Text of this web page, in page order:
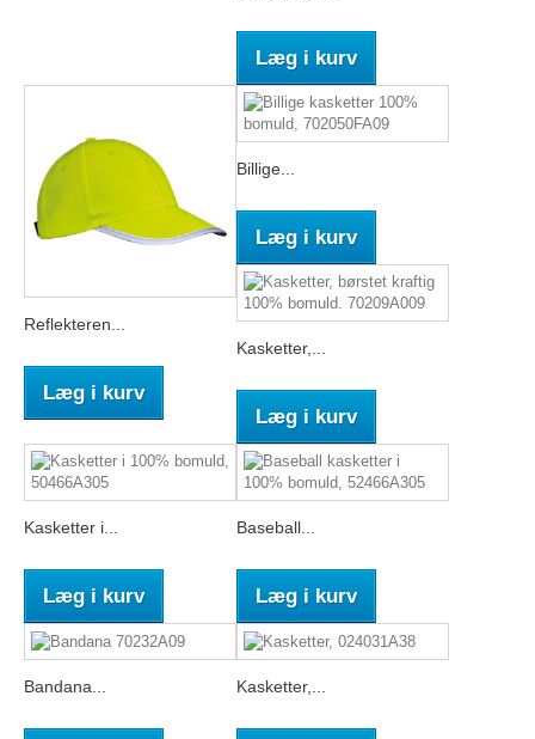
Læg i kurv
Reflekteren...
Læg i kurv
Billige...
Læg i kurv
Kasketter,...
Læg i kurv
Kasketter i...
Læg i kurv
Baseball...
Læg i kurv
Bandana... Kasketter,...